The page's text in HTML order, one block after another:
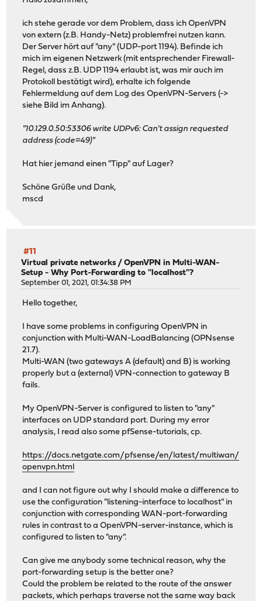
ich stehe gerade vor dem Problem, dass ich OpenVPN
von extern (z.B. Handy-Netz) problemfrei nutzen kann.
Der Server hört auf "any" (UDP-port 1194). Befinde ich
mich im eigenen Netzwerk (mit entsprechender Firewall-
Regel, dass z.B. UDP 1194 erlaubt ist, was mir auch im
Protokoll bestätigt wird), erhalte ich folgende
Fehlermeldung auf dem Log des OpenVPN-Servers (->
siehe Bild im Anhang).
"10.129.0.50:53306 write UDPv6: Can't assign requested
address (code=49)"
Hat hier jemand einen "Tipp" auf Lager?
Schöne Grüße und Dank,
mscd
#11
Virtual private networks /OpenVPN in Multi-WAN-
Setup - Why Port-Forwarding to "localhost"?
September 01, 2021, 01:34:38 PM
Hello together,
I have some problems in configuring OpenVPN in
conjunction with Multi-WAN-LoadBalancing (OPNsense
21.7).
Multi-WAN (two gateways A (default) and B) is working
properly but a (external) VPN-connection to gateway B
fails.
My OpenVPN-Server is configured to listen to "any"
interfaces on UDP standard port. During my error
analysis, I read also some pfSense-tutorials, cp.
https://docs.netgate.com/pfsense/en/latest/multiwan/
openvpn.html
and I can not figure out why I should make a difference to
use the configuration "listening-interface to localhost" in
conjunction with corresponding WAN-port-forwarding
rules in contrast to a OpenVPN-server-instance, which is
configured to listen to "any".
Can give me anybody some technical reason, why the
port-forwarding setup is the better one?
Could the problem be related to the route of the answer
packets, which perhaps traverse not the same way back